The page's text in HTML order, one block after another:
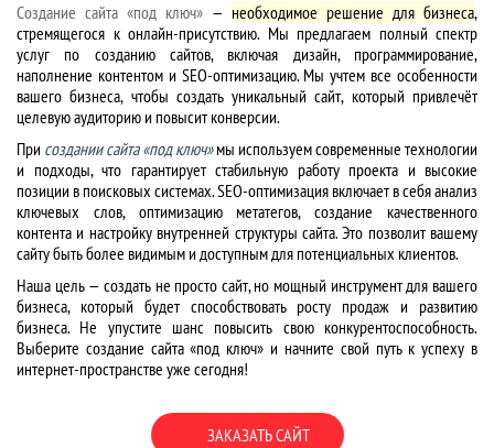
Создание сайта «под ключ» — необходимое решение для бизнеса,
стремящегося к онлайн-присутствию. Мы предлагаем полный спектр
услуг по созданию сайтов, включая дизайн, программирование,
наполнение контентом и SEO-оптимизацию. Мы учтем все особенности
вашего бизнеса, чтобы создать уникальный сайт, который привлечёт
целевую аудиторию и повысит конверсии.
При создании сайта «под ключ»мы используем современные технологии
и подходы, что гарантирует стабильную работу проекта и высокие
позиции в поисковых системах. SEO-оптимизация включает в себя анализ
ключевых слов, оптимизацию метатегов, создание качественного
контента и настройку внутренней структуры сайта. Это позволит вашему
сайту быть более видимым и доступным для потенциальных клиентов.
Наша цель — создать не просто сайт, но мощный инструмент для вашего
бизнеса, который будет способствовать росту продаж и развитию
бизнеса. Не упустите шанс повысить свою конкурентоспособность.
Выберите создание сайта «под ключ» и начните свой путь к успеху в
интернет-пространстве уже сегодня!
ЗАКАЗАТЬ САЙТ